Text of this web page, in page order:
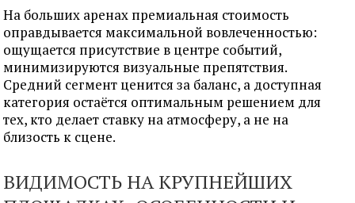
На больших аренах премиальная стоимость
оправдывается максимальной вовлеченностью:
ощущается присутствие в центре событий,
минимизируются визуальные препятствия.
Средний сегмент ценится за баланс, а доступная
категория остаётся оптимальным решением для
тех, кто делает ставку на атмосферу, а не на
близость к сцене.
ВИДИМОСТЬ НА КРУПНЕЙШИХ